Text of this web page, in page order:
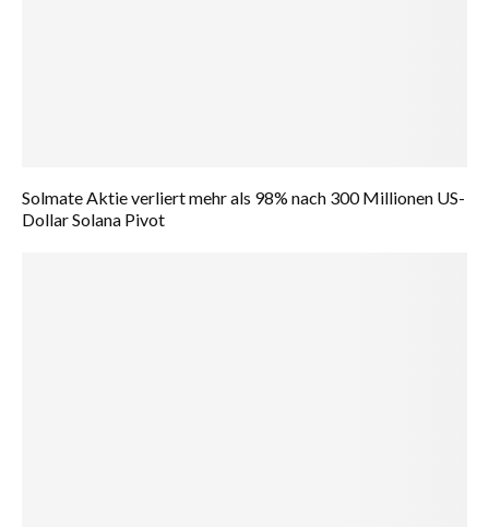
Solmate Aktie verliert mehr als 98% nach 300 Millionen US-
Dollar Solana Pivot